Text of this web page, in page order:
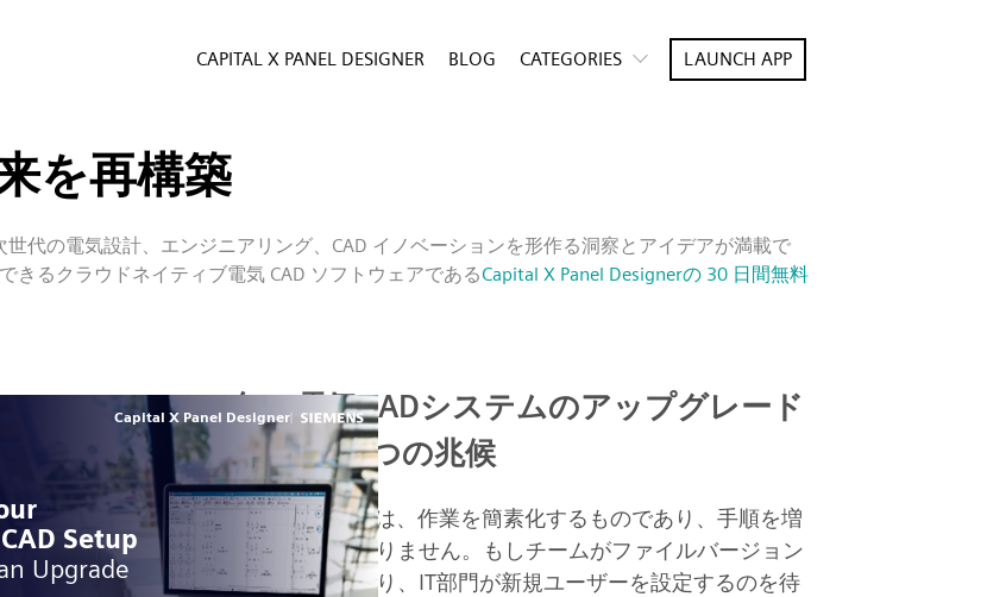
CAPITAL X PANEL DESIGNER BLOG CATEGORIES LAUNCH APP
を再構築
代の電気設計、エンジニアリング、CAD イノベーションを形作る洞察とアイデアが満載で
きるクラウドネイティブ電気 CAD ソフトウェアであるCapital X Panel Designerの 30 日間無料
2026年に電気CADシステムのアップグレード
が必要になる6つの兆候
電気CADソフトウェアは、作業を簡素化するものであり、手順を増
やすものであってはなりません。もしチームがファイルバージョン
を手動で管理していたり、IT部門が新規ユーザーを設定するのを待